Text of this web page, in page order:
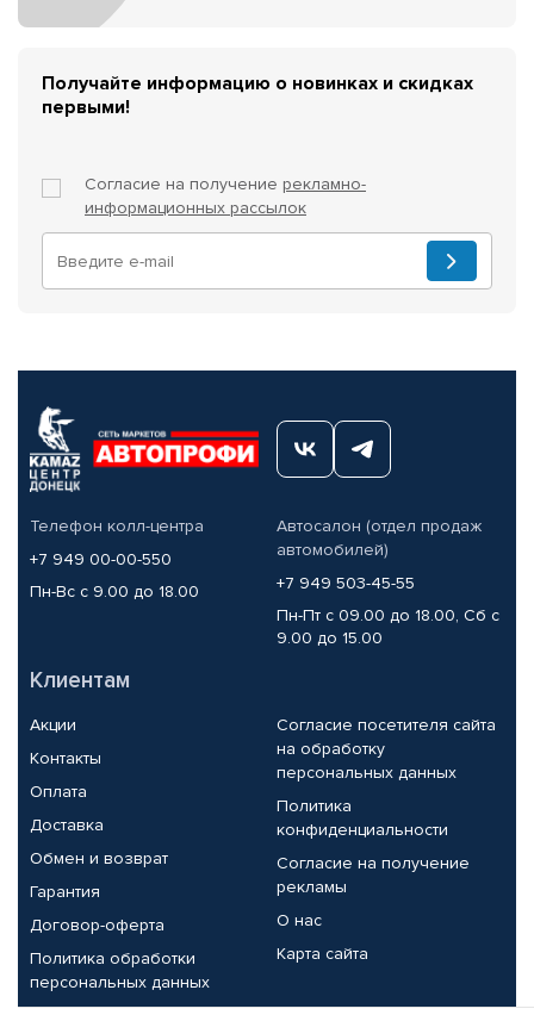
Получайте информацию о новинках и скидках
первыми!
Согласие на получение рекламно-
информационных рассылок
Телефон колл-центра
+7 949 00-00-550
Пн-Вс с 9.00 до 18.00
Автосалон (отдел продаж
автомобилей)
+7 949 503-45-55
Пн-Пт с 09.00 до 18.00, Сб с
9.00 до 15.00
Клиентам
Акции
Контакты
Оплата
Доставка
Обмен и возврат
Гарантия
Договор-оферта
Политика обработки
персональных данных
Согласие посетителя сайта
на обработку
персональных данных
Политика
конфиденциальности
Согласие на получение
рекламы
О нас
Карта сайта